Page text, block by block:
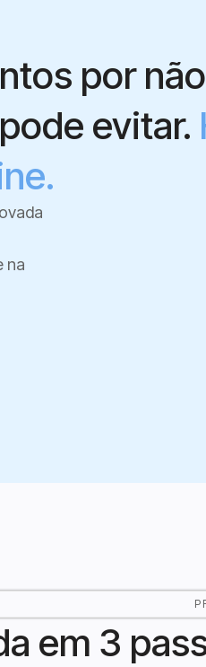
por
evitar.
na
em 3